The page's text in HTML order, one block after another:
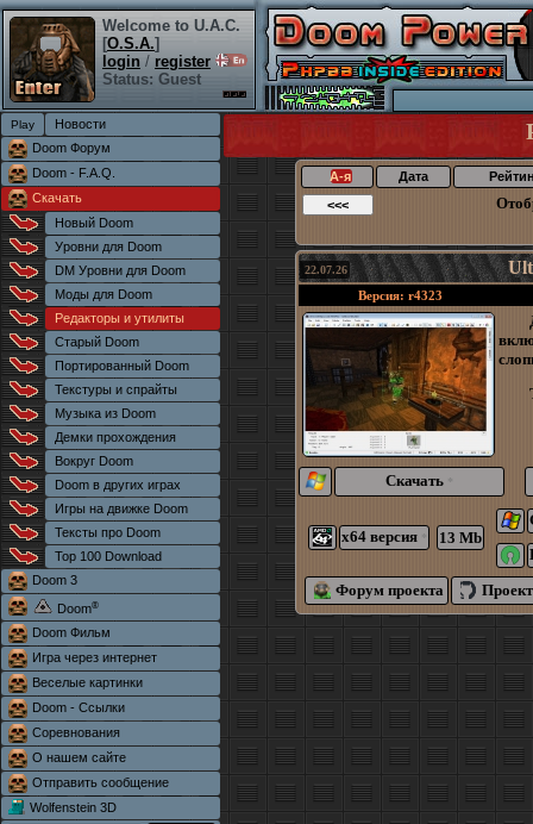
Welcome to U.A.C.
[O.S.A.]
login / register
Status: Guest
Новости
Doom Форум
Doom - F.A.Q.
Скачать
Новый Doom
Уровни для Doom
DM Уровни для Doom
Моды для Doom
Редакторы и утилиты
Старый Doom
Портированный Doom
Текстуры и спрайты
Музыка из Doom
Демки прохождения
Вокруг Doom
Doom в других играх
Игры на движке Doom
Тексты про Doom
Top 100 Download
Doom 3
Doom®
Doom Фильм
Игра через интернет
Веселые картинки
Doom - Ссылки
Соревнования
О нашем сайте
Отправить сообщение
Wolfenstein 3D
А-я Дата
22.07.26
Версия: r4323
Скачать *
x64 версия * 13 Mb
Форум проекта